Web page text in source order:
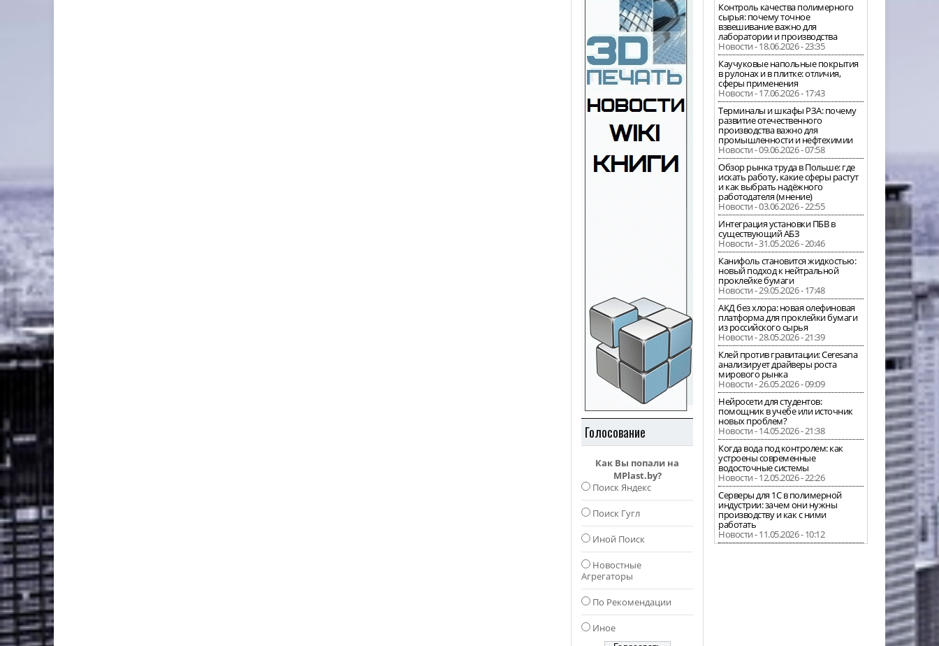
Голосование
Как Вы попали на
MPlast.by?
Поиск Яндекс
Поиск Гугл
Иной Поиск
Новостные
Агрегаторы
По Рекомендации
Иное
Контроль качества полимерного
сырья: почему точное
взвешивание важно для
лаборатории и производства
Новости - 18.06.2026 - 23:35
Каучуковые напольные покрытия
в рулонах и в плитке: отличия,
сферы применения
Новости - 17.06.2026 - 17:43
Терминалы и шкафы РЗА: почему
развитие отечественного
производства важно для
промышленности и нефтехимии
Новости - 09.06.2026 - 07:58
Обзор рынка труда в Польше: где
искать работу, какие сферы растут
и как выбрать надёжного
работодателя (мнение)
Новости - 03.06.2026 - 22:55
Интеграция установки ПБВ в
существующий АБЗ
Новости - 31.05.2026 - 20:46
Канифоль становится жидкостью:
новый подход к нейтральной
проклейке бумаги
Новости - 29.05.2026 - 17:48
АКД без хлора: новая олефиновая
платформа для проклейки бумаги
из российского сырья
Новости - 28.05.2026 - 21:39
Клей против гравитации: Ceresana
анализирует драйверы роста
мирового рынка
Новости - 26.05.2026 - 09:09
Нейросети для студентов:
помощник в учебе или источник
новых проблем?
Новости - 14.05.2026 - 21:38
Когда вода под контролем: как
устроены современные
водосточные системы
Новости - 12.05.2026 - 22:26
Серверы для 1С в полимерной
индустрии: зачем они нужны
производству и как с ними
работать
Новости - 11.05.2026 - 10:12